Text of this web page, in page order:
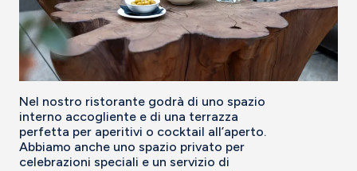
Nel nostro ristorante godrà di uno spazio
interno accogliente e di una terrazza
perfetta per aperitivi o cocktail all’aperto.
Abbiamo anche uno spazio privato per
celebrazioni speciali e un servizio di